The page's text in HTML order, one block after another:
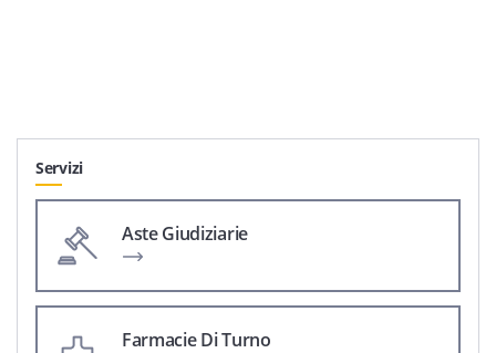
Servizi
Aste Giudiziarie
Farmacie Di Turno